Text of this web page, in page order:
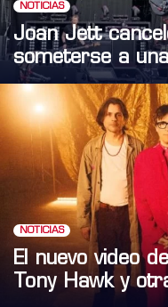
NOTICIAS
Joan Jett
someterse a
NOTICIAS
El nuevo video
Tony Hawk y